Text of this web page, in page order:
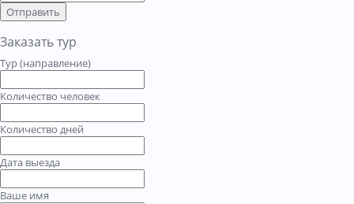
Отправить
Заказать тур
Тур (направление)
Количество человек
Количество дней
Дата выезда
Ваше имя